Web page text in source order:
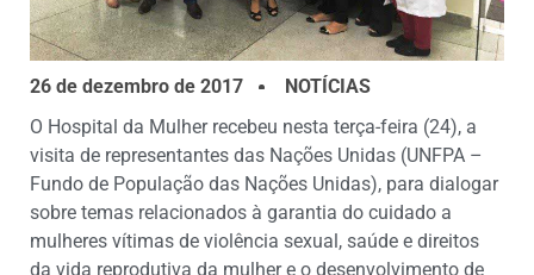
26 de dezembro de 2017
NOTÍCIAS
O Hospital da Mulher recebeu nesta terça-feira (24), a
visita de representantes das Nações Unidas (UNFPA –
Fundo de População das Nações Unidas), para dialogar
sobre temas relacionados à garantia do cuidado a
mulheres vítimas de violência sexual, saúde e direitos
da vida reprodutiva da mulher e o desenvolvimento de